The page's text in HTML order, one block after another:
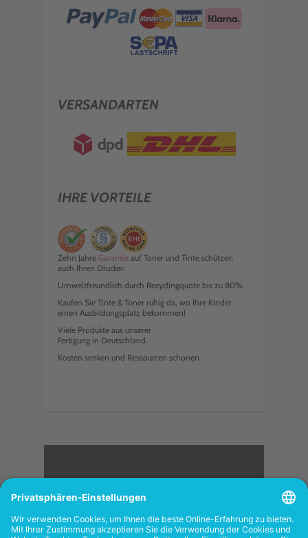
VERSANDARTEN
IHRE VORTEILE
Zehn Jahre Garantie auf Toner und Tinte schützen
auch Ihren Drucker.
Umweltfreundlich durch Recyclingquote bis zu 80%.
Kaufen Sie Tinte & Toner ruhig da, wo Ihre Kinder
einen Ausbildungsplatz bekommen!
Viele Produkte aus unserer
Fertigung in Deutschland.
Kosten senken und Ressourcen schonen.
<
FOLGEN SIE UNS